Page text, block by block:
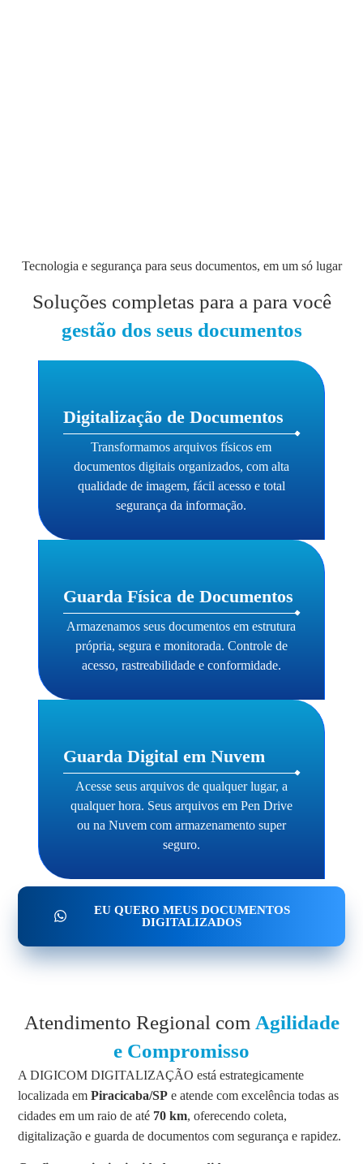
Tecnologia e segurança para seus documentos, em um só lugar
Soluções completas para a para você
gestão dos seus documentos
Digitalização de Documentos
Transformamos arquivos físicos em
documentos digitais organizados, com alta
qualidade de imagem, fácil acesso e total
segurança da informação.
Guarda Física de Documentos
Armazenamos seus documentos em estrutura
própria, segura e monitorada. Controle de
acesso, rastreabilidade e conformidade.
Guarda Digital em Nuvem
Acesse seus arquivos de qualquer lugar, a
qualquer hora. Seus arquivos em Pen Drive
ou na Nuvem com armazenamento super
seguro.
EU QUERO MEUS DOCUMENTOS
DIGITALIZADOS
Atendimento Regional com Agilidade
e Compromisso
A DIGICOM DIGITALIZAÇÃO está estrategicamente
localizada emPiracicaba/SP e atende com excelência todas as
cidades em um raio de até 70 km, oferecendo coleta,
digitalização e guarda de documentos com segurança e rapidez.